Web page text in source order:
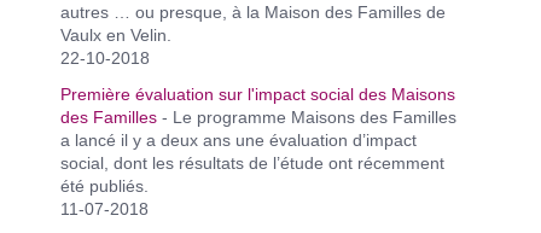
autres … ou presque, à la Maison des Familles de
Vaulx en Velin.
22-10-2018
Première évaluation sur l'impact social des Maisons
des Familles - Le programme Maisons des Familles
a lancé il y a deux ans une évaluation d’impact
social, dont les résultats de l’étude ont récemment
été publiés.
11-07-2018